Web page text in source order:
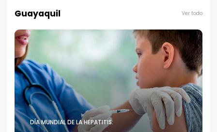
Guayaquil Ver todo
DÍA MUNDIAL DE LA HEPATITIS: